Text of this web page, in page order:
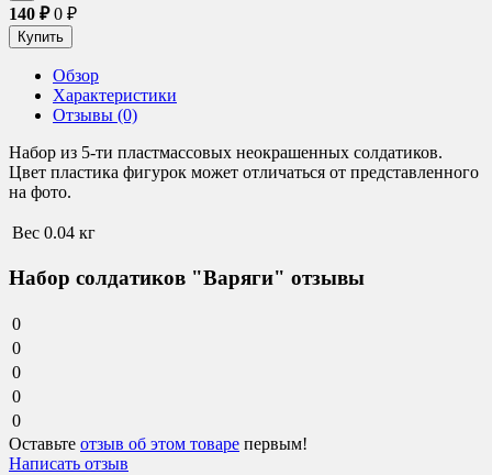
140 ₽0 ₽
Обзор
Характеристики
Отзывы (0)
Набор из 5-ти пластмассовых неокрашенных солдатиков.
Цвет пластика фигурок может отличаться от представленного
на фото.
Вес 0.04 кг
Набор солдатиков "Варяги" отзывы
0
0
0
0
0
Оставьте отзыв об этом товаре первым!
Написать отзыв